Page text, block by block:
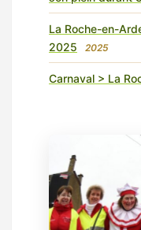
La Roche-en-
2025
2025
Carnaval > La